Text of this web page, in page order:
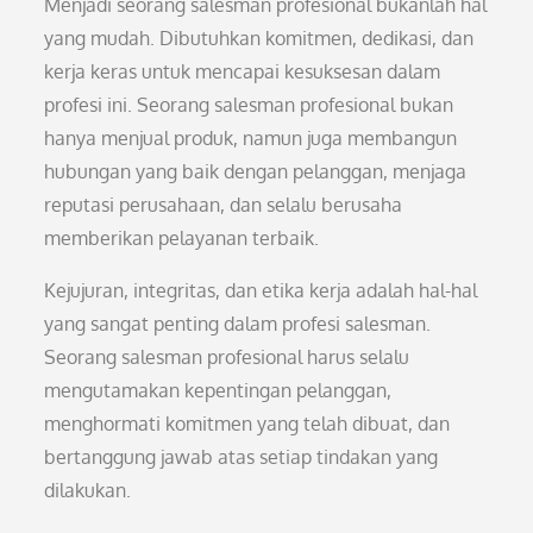
Menjadi seorang salesman profesional bukanlah hal
yang mudah. Dibutuhkan komitmen, dedikasi, dan
kerja keras untuk mencapai kesuksesan dalam
profesi ini. Seorang salesman profesional bukan
hanya menjual produk, namun juga membangun
hubungan yang baik dengan pelanggan, menjaga
reputasi perusahaan, dan selalu berusaha
memberikan pelayanan terbaik.
Kejujuran, integritas, dan etika kerja adalah hal-hal
yang sangat penting dalam profesi salesman.
Seorang salesman profesional harus selalu
mengutamakan kepentingan pelanggan,
menghormati komitmen yang telah dibuat, dan
bertanggung jawab atas setiap tindakan yang
dilakukan.